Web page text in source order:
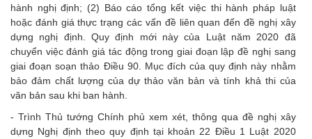
hành nghị định; (2) Báo cáo tổng kết việc thi hành pháp luật
hoặc đánh giá thực trạng các vấn đề liên quan đến đề nghị xây
dựng nghị định. Quy định mới này của Luật năm 2020 đã
chuyển việc đánh giá tác động trong giai đoạn lập đề nghị sang
giai đoạn soạn thảo Điều 90. Mục đích của quy định này nhằm
bảo đảm chất lượng của dự thảo văn bản và tính khả thi của
văn bản sau khi ban hành.
- Trình Thủ tướng Chính phủ xem xét, thông qua đề nghị xây
dựng Nghị định theo quy định tại khoản 22 Điều 1 Luật 2020